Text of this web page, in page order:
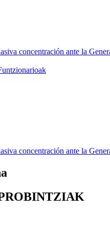
concentración ante la
concentración ante la